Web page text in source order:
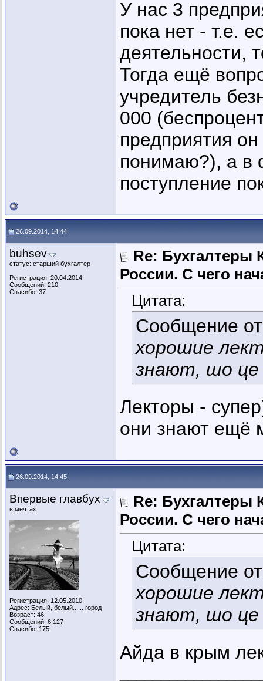
У нас 3
пока нет - т.е.
деятельности,
Тогда ещё
учредитель
000
предприятия
понимаю?), а в
поступление
26.09.2014, 14:44
buhsev
статус: старший бухгалтер
Регистрация: 20.04.2014
Сообщений: 210
Спасибо: 37
Re: Бухгалтеры
России. C чего
Цитата:
Сообщение
хорошие
знают, шо
Лекторы -
они знают ещё
26.09.2014, 14:45
Впервые главбух
в мечтах
Регистрация: 12.05.2010
Адрес: Белый, белый...... город
Возраст: 46
Сообщений: 6,127
Спасибо: 175
Re: Бухгалтеры
России. C чего
Цитата:
Сообщение
хорошие
знают, шо це
Айда в крым